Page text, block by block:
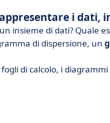
i dati,
insieme di dati? Quale
di dispersione, un
di calcolo, i